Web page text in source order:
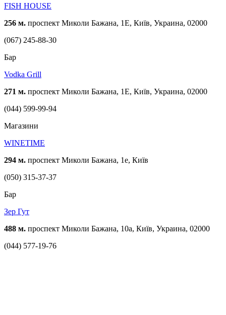
FISH HOUSE
256 м. проспект Миколи Бажана, 1Е, Київ, Украина, 02000
(067) 245-88-30
Бар
Vodka Grill
271 м. проспект Миколи Бажана, 1Е, Київ, Украина, 02000
(044) 599-99-94
Магазини
WINETIME
294 м. проспект Миколи Бажана, 1е, Київ
(050) 315-37-37
Бар
Зер Гут
488 м. проспект Миколи Бажана, 10а, Київ, Украина, 02000
(044) 577-19-76